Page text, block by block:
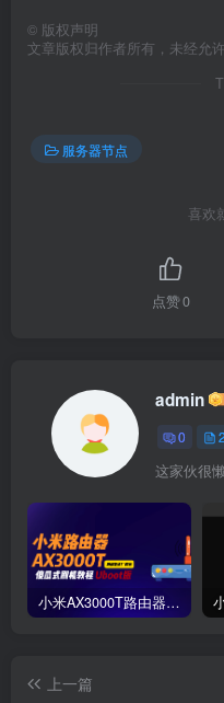
© 版权声明
文章版权归作者所有，未经允许
服务器节点
喜欢
点赞0
admin
0
这家伙很
小米AX3000T路由器刷机教程傻瓜式uboot版支持v1v2+恢复原厂系统教程RD03 RD23
上一篇